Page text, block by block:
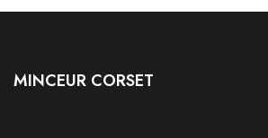
MINCEUR CORSET